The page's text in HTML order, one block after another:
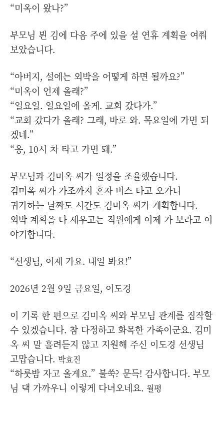
“미옥이 왔나?”
부모님 뵌 김에 다음 주에 있을 설 연휴 계획을 여쭤
보았습니다.
“아버지, 설에는 외박을 어떻게 하면 될까요?”
“미옥이 언제 올래?”
“일요일. 일요일에 올게. 교회 갔다가.”
“교회 갔다가 올래? 그래, 바로 와. 목요일에 가면 되
겠네.”
“응, 10시 차 타고 가면 돼.”
부모님과 김미옥 씨가 일정을 조율했습니다.
김미옥 씨가 가조까지 혼자 버스 타고 오가니
귀가하는 날짜도 시간도 김미옥 씨가 계획합니다.
외박 계획을 다 세우고는 직원에게 이제 가 보라고 이
야기합니다.
“선생님, 이제 가요. 내일 봐요!”
2026년 2월 9일 금요일, 이도경
이 기록 한 편으로 김미옥 씨와 부모님 관계를 짐작할
수 있겠습니다. 참 다정하고 화목한 가족이군요. 김미
옥 씨 말 흘려듣지 않고 지원해 주신 이도경 선생님
고맙습니다. 박효진
“하룻밤 자고 올게요.” 불쑥? 문득! 감사합니다. 부모
님 댁 가까우니 이렇게 다녀오네요. 월평